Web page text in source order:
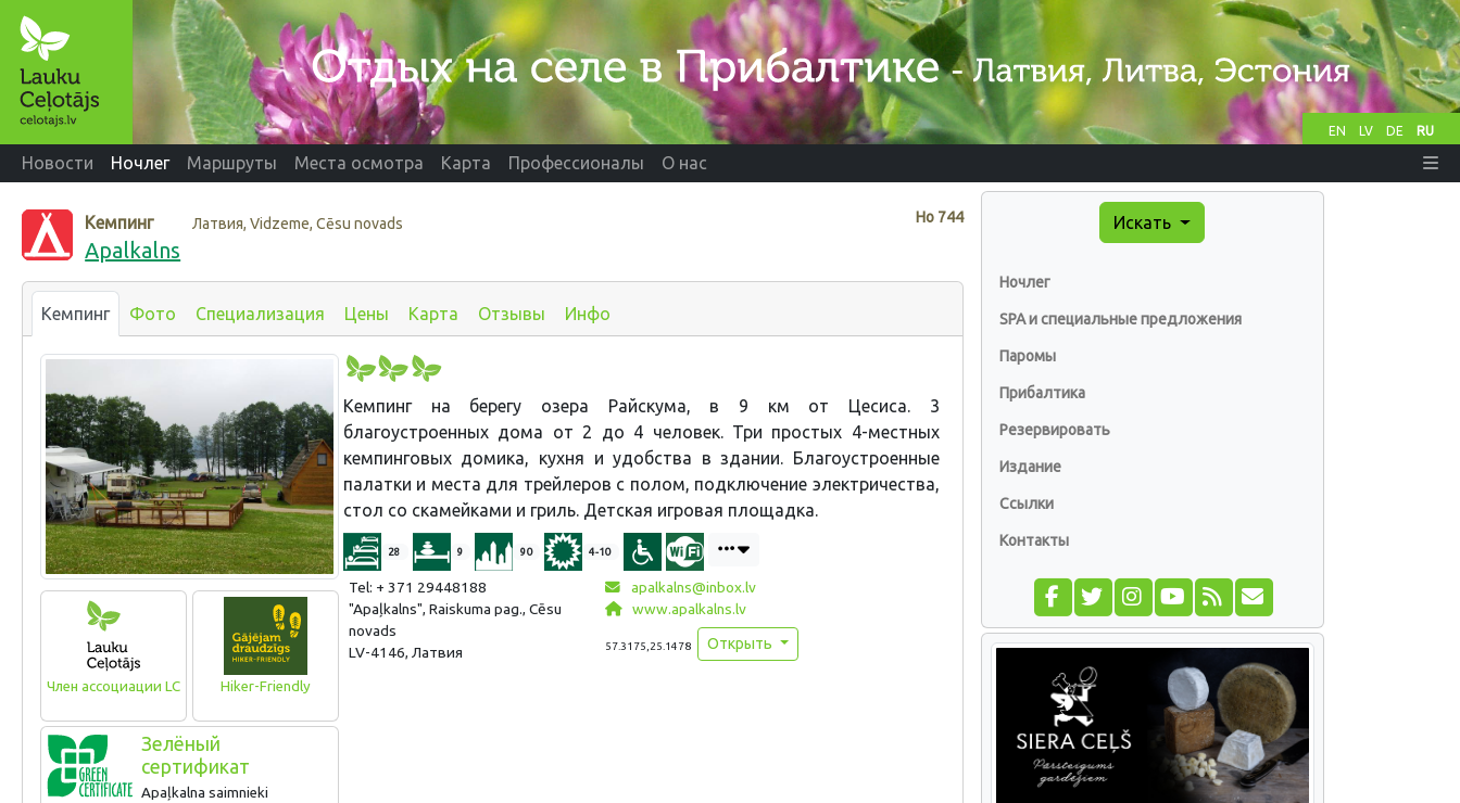
EN LV DE RU
Новости Ночлег Маршруты Места осмотра Карта Профессионалы О нас
Нo 744
Кемпинг Латвия, Vidzeme, Cēsu novads
Apalkalns
Кемпинг Фото Специализация Цены Карта Отзывы Инфо
Член ассоциации LC Hiker-Friendly
Зелёный
сертификат
Apaļkalna saimnieki
Кемпинг на берегу озера Райскума, в 9 км от Цесиса. 3
благоустроенных дома от 2 до 4 человек. Три простых 4-местных
кемпинговых домика, кухня и удобства в здании. Благоустроенные
палатки и места для трейлеров с полом, подключение электричества,
стол со скамейками и гриль. Детская игровая площадка.
28 9 90 4-10
Tel: + 371 29448188
"Apaļkalns", Raiskuma pag., Cēsu
novads
LV-4146, Латвия
apalkalns@inbox.lv
www.apalkalns.lv
57.3175,25.1478 Открыть
Искать
Ночлег
SPA и специальные предложения
Паромы
Прибалтика
Резервировать
Издание
Ссылки
Контакты